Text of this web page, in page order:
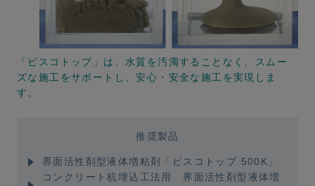
「ビスコトップ」は、水質を汚濁することなく、スムー
ズな施工をサポートし、安心・安全な施工を実現しま
す。
推奨製品
界面活性剤型液体増粘剤「ビスコトップ 500K」
コンクリート杭埋込工法用 界面活性剤型液体増